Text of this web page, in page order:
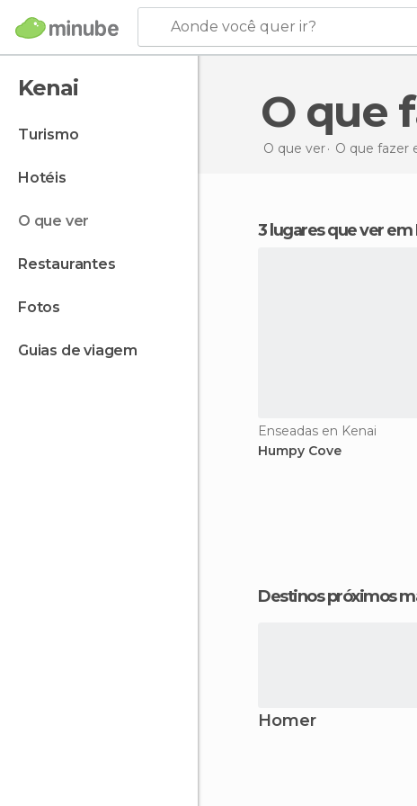
Aonde você quer ir?
Kenai
turismo
hotéis
o que ver
restaurantes
fotos
guias de viagem
O
O que ver O que fazer
3 lugares que ver em
Enseadas en Kenai
Humpy Cove
Destinos próximos
Homer